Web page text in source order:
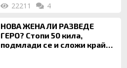
22211 4
НОВА ЖЕНА ЛИ РАЗВЕДЕ
ГЕРО? Стопи 50 кила,
подмлади се и сложи край